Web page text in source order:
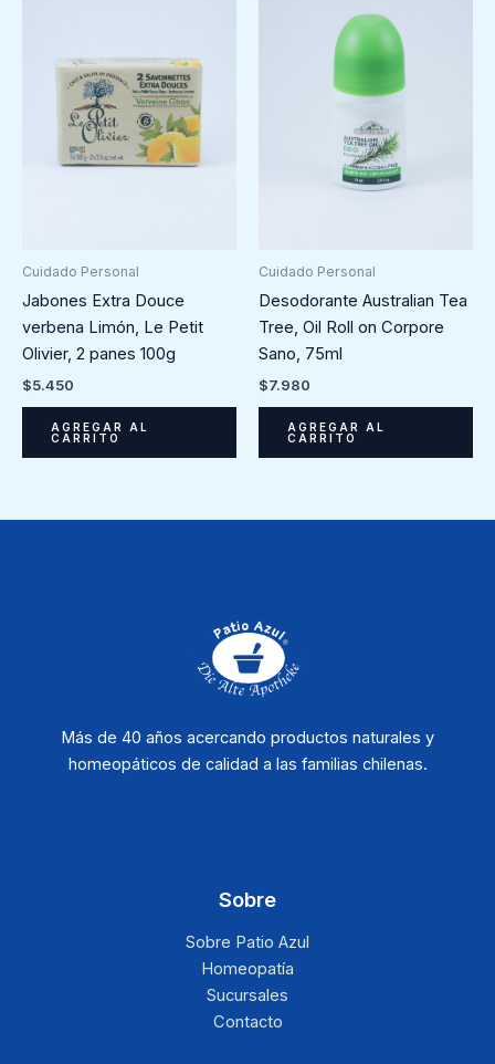
Cuidado Personal
Jabones Extra Douce
verbena Limón, Le Petit
Olivier, 2 panes 100g
$5.450
AGREGAR AL
CARRITO
Cuidado Personal
Desodorante Australian Tea
Tree, Oil Roll on Corpore
Sano, 75ml
$7.980
AGREGAR AL
CARRITO
Más de 40 años acercando productos naturales y
homeopáticos de calidad a las familias chilenas.
Sobre
Sobre Patio Azul
Homeopatía
Sucursales
Contacto